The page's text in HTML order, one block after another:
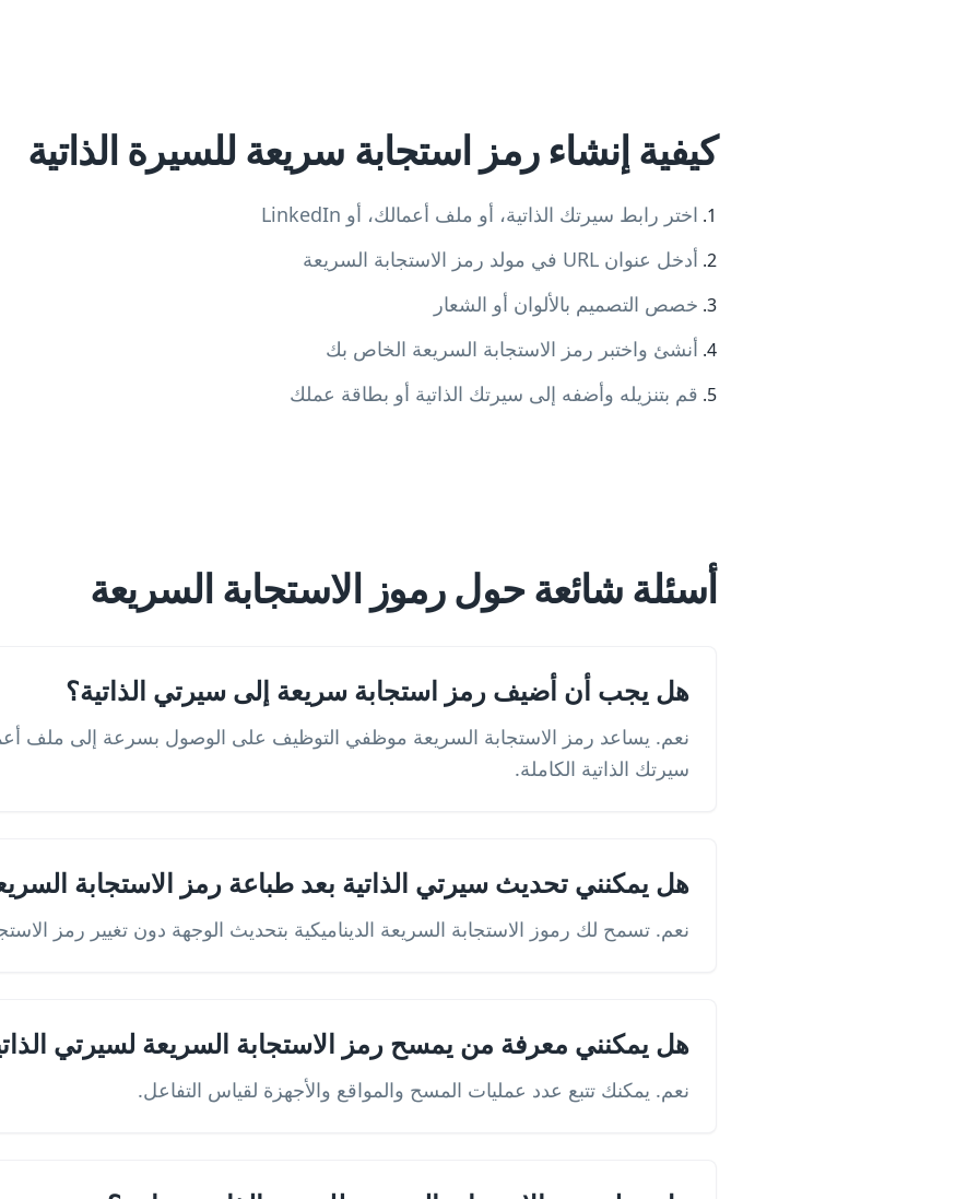
كيفية إنشاء رمز استجابة سريعة للسيرة الذاتية
اختر رابط سيرتك الذاتية، أو ملف أعمالك، أو LinkedIn
أدخل عنوان URL في مولد رمز الاستجابة السريعة
خصص التصميم بالألوان أو الشعار
أنشئ واختبر رمز الاستجابة السريعة الخاص بك
قم بتنزيله وأضفه إلى سيرتك الذاتية أو بطاقة عملك
أسئلة شائعة حول رموز الاستجابة السريعة
هل يجب أن أضيف رمز استجابة سريعة إلى سيرتي الذاتية؟
سيرتك الذاتية الكاملة.
هل يمكنني تحديث سيرتي الذاتية بعد طباعة رمز الاستجابة
نعم. تسمح لك رموز الاستجابة السريعة الديناميكية بتحديث الوجهة دون تغيير رمز
هل يمكنني معرفة من يمسح رمز الاستجابة السريعة لسيرتي
نعم. يمكنك تتبع عدد عمليات المسح والمواقع والأجهزة لقياس التفاعل.